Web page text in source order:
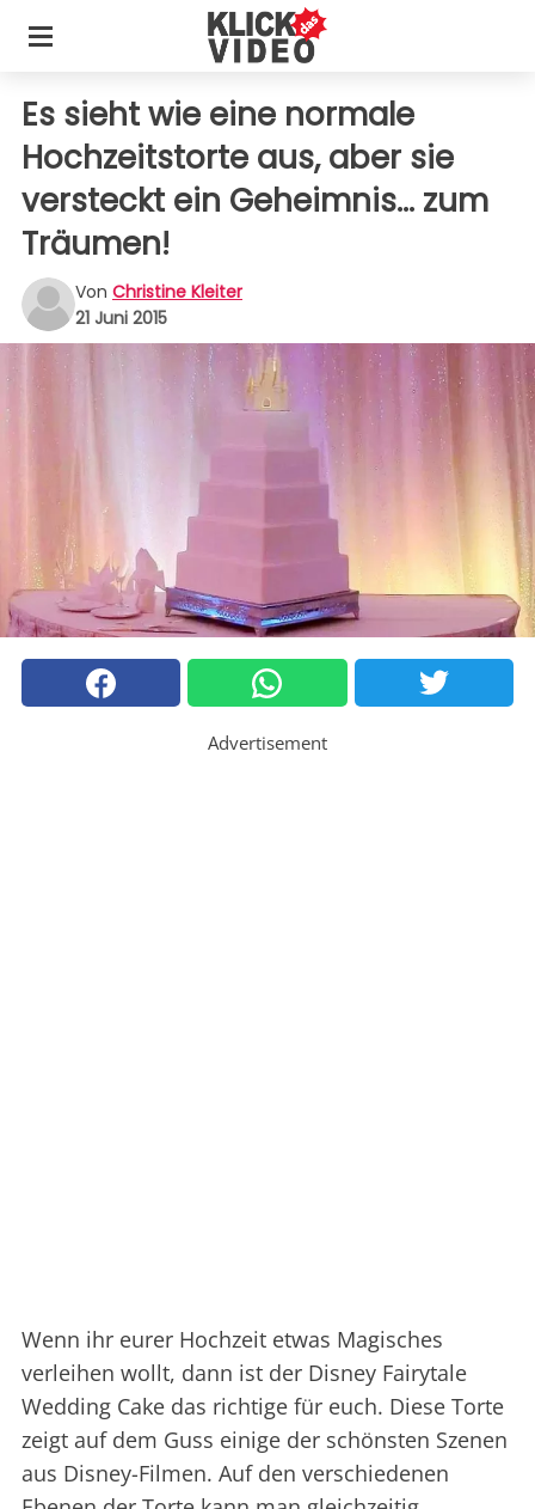
Es sieht wie eine normale
Hochzeitstorte aus, aber sie
versteckt ein Geheimnis... zum
Träumen!
Von Christine Kleiter
21 Juni 2015
Advertisement
Wenn ihr eurer Hochzeit etwas Magisches
verleihen wollt, dann ist der Disney Fairytale
Wedding Cake das richtige für euch. Diese Torte
zeigt auf dem Guss einige der schönsten Szenen
aus Disney-Filmen. Auf den verschiedenen